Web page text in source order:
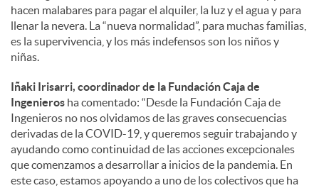
hacen malabares para pagar el alquiler, la luz y el agua y para
llenar la nevera. La “nueva normalidad”, para muchas familias,
es la supervivencia, y los más indefensos son los niños y
niñas.
Iñaki Irisarri, coordinador de la Fundación Caja de
Ingenieros ha comentado: “Desde la Fundación Caja de
Ingenieros no nos olvidamos de las graves consecuencias
derivadas de la COVID-19, y queremos seguir trabajando y
ayudando como continuidad de las acciones excepcionales
que comenzamos a desarrollar a inicios de la pandemia. En
este caso, estamos apoyando a uno de los colectivos que ha